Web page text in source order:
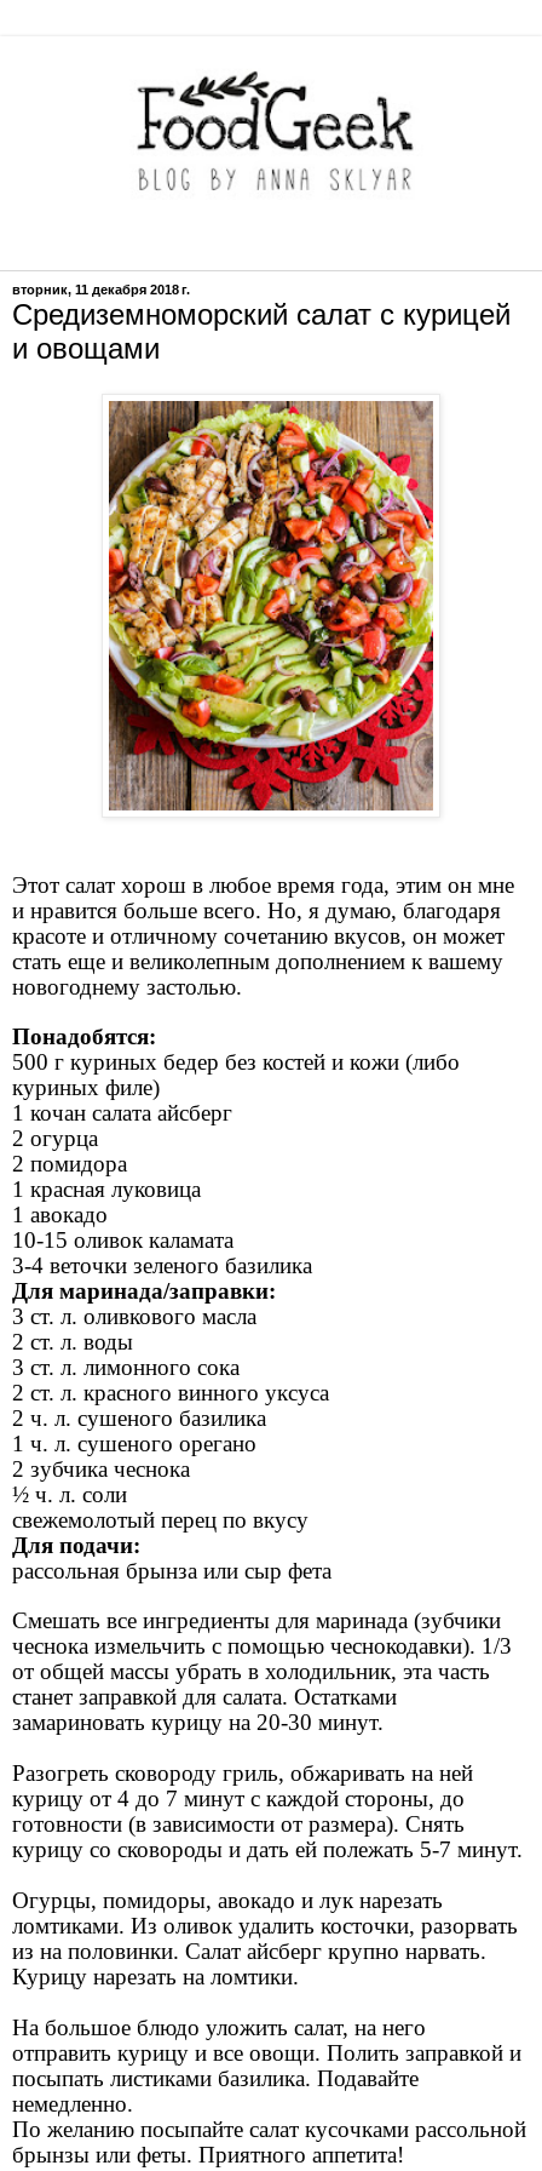
вторник, 11 декабря 2018 г.
Средиземноморский салат с курицей
и овощами
Этот салат хорош в любое время года, этим он мне
и нравится больше всего. Но, я думаю, благодаря
красоте и отличному сочетанию вкусов, он может
стать еще и великолепным дополнением к вашему
новогоднему застолью.
Понадобятся:
500 г куриных бедер без костей и кожи (либо
куриных филе)
1 кочан салата айсберг
2 огурца
2 помидора
1 красная луковица
1 авокадо
10-15 оливок каламата
3-4 веточки зеленого базилика
Для маринада/заправки:
3 ст. л. оливкового масла
2 ст. л. воды
3 ст. л. лимонного сока
2 ст. л. красного винного уксуса
2 ч. л. сушеного базилика
1 ч. л. сушеного орегано
2 зубчика чеснока
½ ч. л. соли
свежемолотый перец по вкусу
Для подачи:
рассольная брынза или сыр фета
Смешать все ингредиенты для маринада (зубчики
чеснока измельчить с помощью чеснокодавки). 1/3
от общей массы убрать в холодильник, эта часть
станет заправкой для салата. Остатками
замариновать курицу на 20-30 минут.
Разогреть сковороду гриль, обжаривать на ней
курицу от 4 до 7 минут с каждой стороны, до
готовности (в зависимости от размера). Снять
курицу со сковороды и дать ей полежать 5-7 минут.
Огурцы, помидоры, авокадо и лук нарезать
ломтиками. Из оливок удалить косточки, разорвать
из на половинки. Салат айсберг крупно нарвать.
Курицу нарезать на ломтики.
На большое блюдо уложить салат, на него
отправить курицу и все овощи. Полить заправкой и
посыпать листиками базилика. Подавайте
немедленно.
По желанию посыпайте салат кусочками рассольной
брынзы или феты. Приятного аппетита!